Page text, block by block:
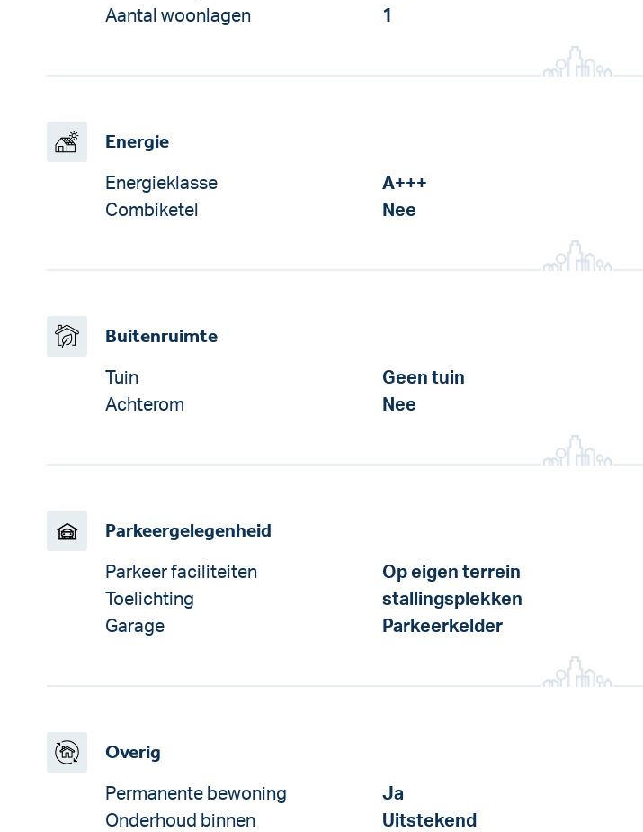
Aantal woonlagen
1
Energie
Energieklasse
A+++
Combiketel
Nee
Buitenruimte
Tuin
Geen tuin
Achterom
Nee
Parkeergelegenheid
Parkeer faciliteiten
Op eigen terrein
Toelichting
stallingsplekken
Garage
Parkeerkelder
Overig
Permanente bewoning
Ja
Onderhoud binnen
Uitstekend